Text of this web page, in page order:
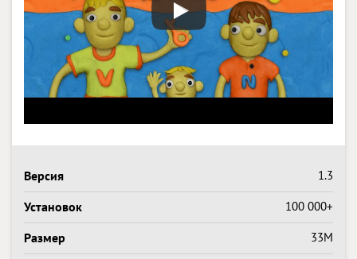
Версия 1.3
Установок 100 000+
Размер 33M